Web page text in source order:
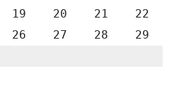
19 20 21
22
26 27 28
29